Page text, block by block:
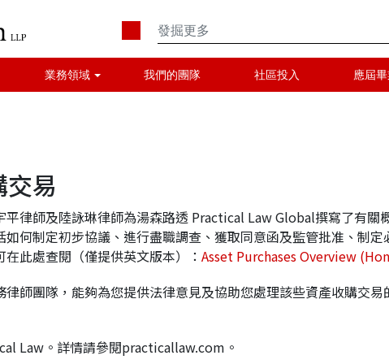
業務領域 我們的團隊 社區投入 應屆
易
律師及陸詠琳律師為湯森路透 Practical Law Global撰寫了有
何制定初步協議、進行盡職調查、獲取同意函及監管批准、制
此處查閱（僅提供英文版本）： Asset Purchases Overview
師團隊，能夠為您提供法律意見及協助您處理該些資產收購交
Law。詳情請參閱practicallaw.com。